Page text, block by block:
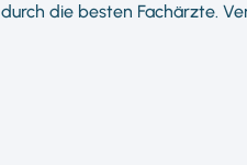
durch die besten Fachärzte.